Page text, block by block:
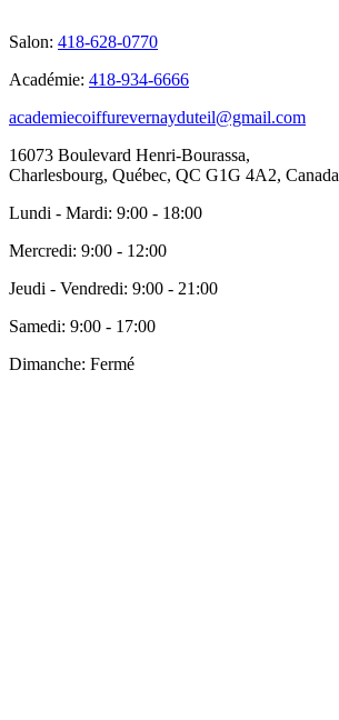
Salon: 418-628-0770
Académie: 418-934-6666
academiecoiffurevernayduteil@gmail.com
16073 Boulevard Henri-Bourassa,
Charlesbourg, Québec, QC G1G 4A2, Canada
Lundi - Mardi: 9:00 - 18:00
Mercredi: 9:00 - 12:00
Jeudi - Vendredi: 9:00 - 21:00
Samedi: 9:00 - 17:00
Dimanche: Fermé